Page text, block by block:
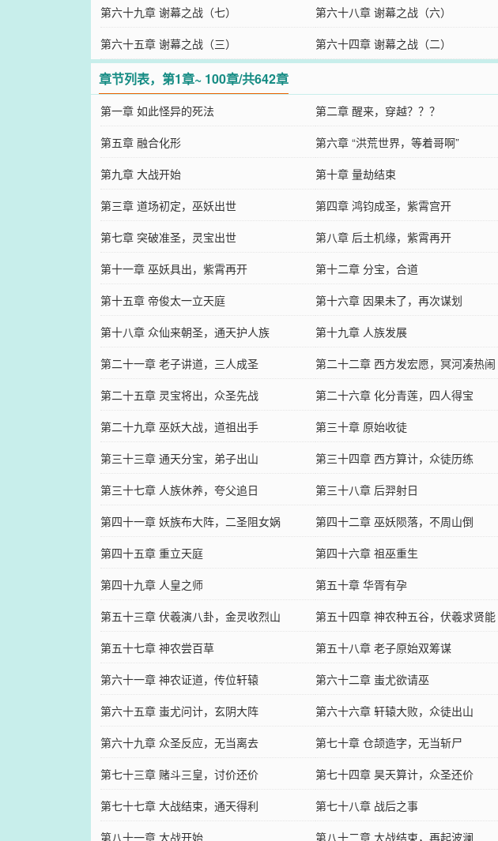
第六十九章 谢幕之战（七）
第六十八章 谢幕之战（六）
第六十五章 谢幕之战（三）
第六十四章 谢幕之战（二）
章节列表，第1章~ 100章/共642章
第一章 如此怪异的死法 第二章 醒来，穿越？？？
第五章 融合化形
第六章 “洪荒世界，等着哥啊”
第九章 大战开始
第十章 量劫结束
第三章 道场初定，巫妖出世
第四章 鸿钧成圣，紫霄宫开
第七章 突破准圣，灵宝出世
第八章 后土机缘，紫霄再开
第十一章 巫妖具出，紫霄再开
第十二章 分宝，合道
第十五章 帝俊太一立天庭
第十六章 因果未了，再次谋划
第十八章 众仙来朝圣，通天护人族
第十九章 人族发展
第二十一章 老子讲道，三人成圣
第二十二章 西方发宏愿，冥河凑热闹
第二十五章 灵宝将出，众圣先战
第二十六章 化分青莲，四人得宝
第二十九章 巫妖大战，道祖出手
第三十章 原始收徒
第三十三章 通天分宝，弟子出山
第三十四章 西方算计，众徒历练
第三十七章 人族休养，夸父追日
第三十八章 后羿射日
第四十一章 妖族布大阵，二圣阻女娲
第四十二章 巫妖陨落，不周山倒
第四十五章 重立天庭
第四十六章 祖巫重生
第四十九章 人皇之师
第五十章 华胥有孕
第五十三章 伏羲演八卦，金灵收烈山
第五十四章 神农种五谷，伏羲求贤能
第五十七章 神农尝百草
第五十八章 老子原始双筹谋
第六十一章 神农证道，传位轩辕
第六十二章 蚩尤欲请巫
第六十五章 蚩尤问计，玄阴大阵
第六十六章 轩辕大败，众徒出山
第六十九章 众圣反应，无当离去
第七十章 仓颉造字，无当斩尸
第七十三章 赌斗三皇，讨价还价
第七十四章 昊天算计，众圣还价
第七十七章 大战结束，通天得利
第七十八章 战后之事
第八十一章 大战开始
第八十二章 大战结束，再起波澜